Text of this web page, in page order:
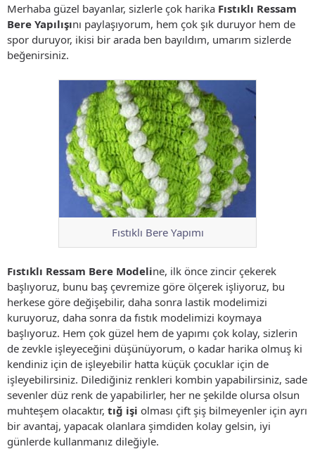
Merhaba güzel bayanlar, sizlerle çok harika Fıstıklı Ressam
Bere Yapılışını paylaşıyorum, hem çok şık duruyor hem de
spor duruyor, ikisi bir arada ben bayıldım, umarım sizlerde
beğenirsiniz.
Fıstıklı Bere Yapımı
Fıstıklı Ressam Bere Modeline, ilk önce zincir çekerek
başlıyoruz, bunu baş çevremize göre ölçerek işliyoruz, bu
herkese göre değişebilir, daha sonra lastik modelimizi
kuruyoruz, daha sonra da fıstık modelimizi koymaya
başlıyoruz. Hem çok güzel hem de yapımı çok kolay, sizlerin
de zevkle işleyeceğini düşünüyorum, o kadar harika olmuş ki
kendiniz için de işleyebilir hatta küçük çocuklar için de
işleyebilirsiniz. Dilediğiniz renkleri kombin yapabilirsiniz, sade
sevenler düz renk de yapabilirler, her ne şekilde olursa olsun
muhteşem olacaktır, tığ işi olması çift şiş bilmeyenler için ayrı
bir avantaj, yapacak olanlara şimdiden kolay gelsin, iyi
günlerde kullanmanız dileğiyle.